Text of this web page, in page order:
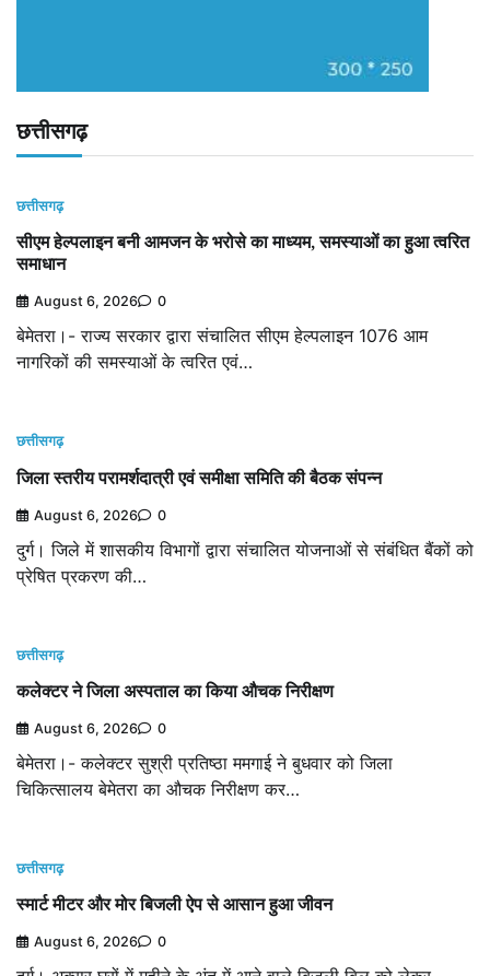
छत्तीसगढ़
छत्तीसगढ़
सीएम हेल्पलाइन बनी आमजन के भरोसे का माध्यम, समस्याओं का हुआ त्वरित
समाधान
August 6, 2026 0
बेमेतरा।- राज्य सरकार द्वारा संचालित सीएम हेल्पलाइन 1076 आम
नागरिकों की समस्याओं के त्वरित एवं…
छत्तीसगढ़
जिला स्तरीय परामर्शदात्री एवं समीक्षा समिति की बैठक संपन्न
August 6, 2026 0
दुर्ग। जिले में शासकीय विभागों द्वारा संचालित योजनाओं से संबंधित बैंकों को
प्रेषित प्रकरण की…
छत्तीसगढ़
कलेक्टर ने जिला अस्पताल का किया औचक निरीक्षण
August 6, 2026 0
बेमेतरा।- कलेक्टर सुश्री प्रतिष्ठा ममगाई ने बुधवार को जिला
चिकित्सालय बेमेतरा का औचक निरीक्षण कर…
छत्तीसगढ़
स्मार्ट मीटर और मोर बिजली ऐप से आसान हुआ जीवन
August 6, 2026 0